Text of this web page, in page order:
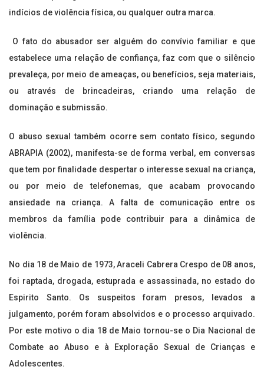
indícios de violência física, ou qualquer outra marca.
O fato do abusador ser alguém do convívio familiar e que
estabelece uma relação de confiança, faz com que o silêncio
prevaleça, por meio de ameaças, ou benefícios, seja materiais,
ou através de brincadeiras, criando uma relação de
dominação e submissão.
O abuso sexual também ocorre sem contato físico, segundo
ABRAPIA (2002), manifesta-se de forma verbal, em conversas
que tem por finalidade despertar o interesse sexual na criança,
ou por meio de telefonemas, que acabam provocando
ansiedade na criança. A falta de comunicação entre os
membros da família pode contribuir para a dinâmica de
violência.
No dia 18 de Maio de 1973, Araceli Cabrera Crespo de 08 anos,
foi raptada, drogada, estuprada e assassinada, no estado do
Espirito Santo. Os suspeitos foram presos, levados a
julgamento, porém foram absolvidos e o processo arquivado.
Por este motivo o dia 18 de Maio tornou-se o Dia Nacional de
Combate ao Abuso e à Exploração Sexual de Crianças e
Adolescentes.